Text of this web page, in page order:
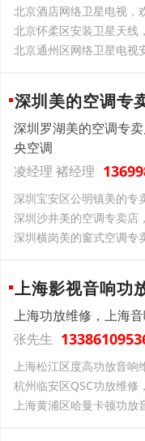
北京酒店网络卫星电视，
北京怀柔区安装卫星天线
北京通州区网络卫星电视
深圳美的空调专
深圳罗湖美的空调专
央空调
凌经理 褚经理
深圳宝安区公明镇美的专
深圳沙井美的空调专卖店
深圳横岗美的窗式空调专
上海影视音响功
上海功放维修，上海
张先生
上海松江区度高功放音响
杭州临安区QSC功放维修
上海黄浦区哈曼卡顿功放